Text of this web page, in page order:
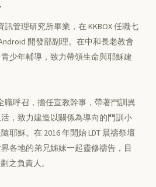
訊管理研究所畢業，在 KKBOX 任職七
開發部副理。在中和長老教會
少年輔導，致力帶領生命與耶穌建
職呼召，擔任宣教幹事，帶著門訓異
，致力建造以關係為導向的門訓小
耶穌。在 2016 年開始 LDT 晨禱祭壇
各地的弟兄姊妹一起靈修禱告，目
之負責人。